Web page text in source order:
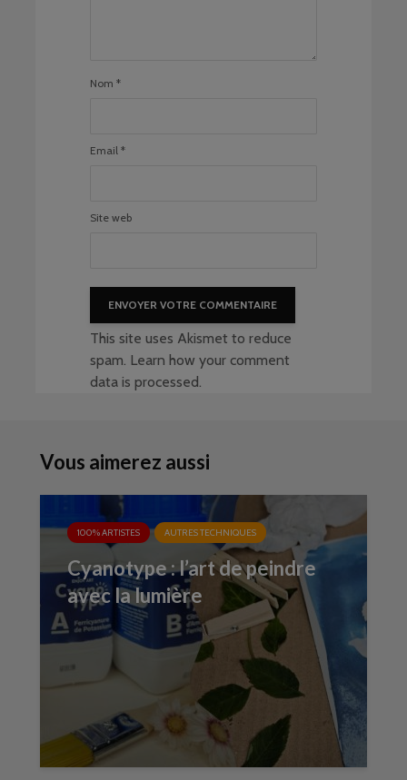
Nom *
Email *
Site web
This site uses Akismet to reduce
spam. Learn how your comment
data is processed.
Vous aimerez aussi
100% ARTISTES AUTRES TECHNIQUES
Cyanotype : l’art de peindre
avec la lumière